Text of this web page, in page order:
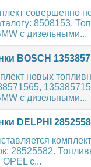
совершенно
8508153.
с дизельными...
BOSCH
новых
с дизельными...
DELPHI
28525582.
с...